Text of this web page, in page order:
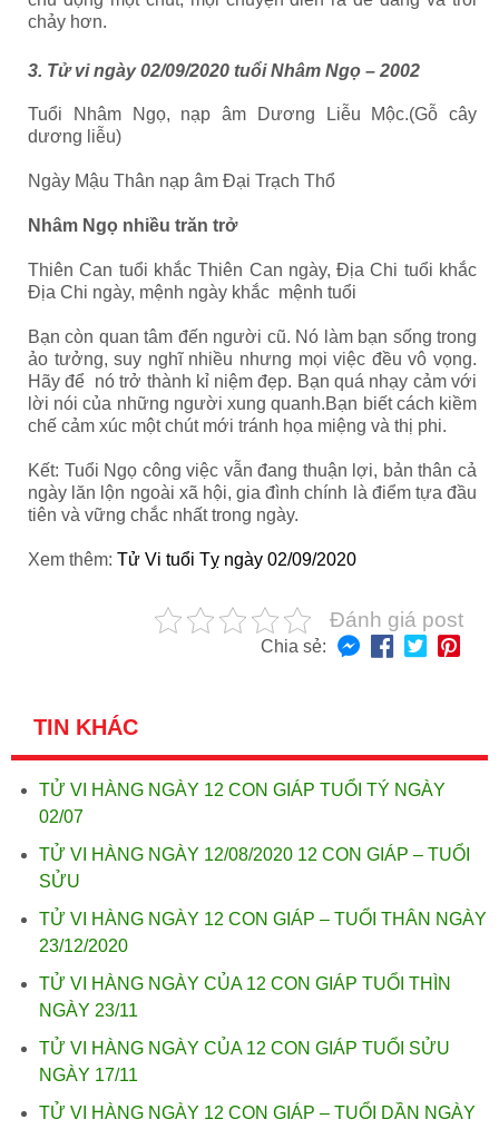
chảy hơn.
3. Tử vi ngày 02/09/2020 tuổi Nhâm Ngọ – 2002
Tuổi Nhâm Ngọ, nạp âm Dương Liễu Mộc.(Gỗ cây
dương liễu)
Ngày Mậu Thân nạp âm Đại Trạch Thổ
Nhâm Ngọ nhiều trăn trở
Thiên Can tuổi khắc Thiên Can ngày, Địa Chi tuổi khắc
Địa Chi ngày, mệnh ngày khắc mệnh tuổi
Bạn còn quan tâm đến người cũ. Nó làm bạn sống trong
ảo tưởng, suy nghĩ nhiều nhưng mọi việc đều vô vọng.
Hãy để nó trở thành kỉ niệm đẹp. Bạn quá nhạy cảm với
lời nói của những người xung quanh.Bạn biết cách kiềm
chế cảm xúc một chút mới tránh họa miệng và thị phi.
Kết: Tuổi Ngọ công việc vẫn đang thuận lợi, bản thân cả
ngày lăn lộn ngoài xã hội, gia đình chính là điểm tựa đầu
tiên và vững chắc nhất trong ngày.
Xem thêm: Tử Vi tuổi Tỵ ngày 02/09/2020
Đánh giá post
Chia sẻ:
TIN KHÁC
TỬ VI HÀNG NGÀY 12 CON GIÁP TUỔI TÝ NGÀY
02/07
TỬ VI HÀNG NGÀY 12/08/2020 12 CON GIÁP – TUỔI
SỬU
TỬ VI HÀNG NGÀY 12 CON GIÁP – TUỔI THÂN NGÀY
23/12/2020
TỬ VI HÀNG NGÀY CỦA 12 CON GIÁP TUỔI THÌN
NGÀY 23/11
TỬ VI HÀNG NGÀY CỦA 12 CON GIÁP TUỔI SỬU
NGÀY 17/11
TỬ VI HÀNG NGÀY 12 CON GIÁP – TUỔI DẦN NGÀY